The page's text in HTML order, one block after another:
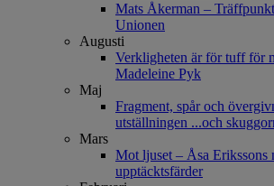
Mats Åkerman –
Unionen
Augusti
Verkligheten är för tuff för
Madeleine Pyk
Maj
Fragment, spår och
utställningen ...och
Mars
Mot ljuset – Åsa Erikssons
upptäcktsfärder